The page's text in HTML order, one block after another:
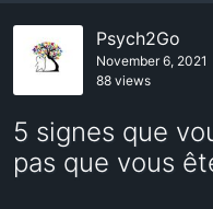
Psych2Go
November 6, 2021
88 views
5 signes que
pas que vous